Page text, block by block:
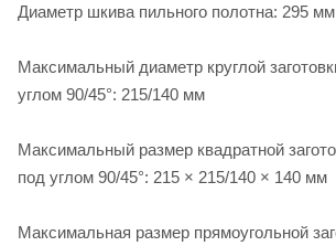
Диаметр шкива пильного полотна: 295 мм
Максимальный диаметр круглой
углом 90/45°: 215/140 мм
Максимальный размер квадратной
под углом 90/45°: 215 × 215/140 × 140 мм
Максимальная размер прямоугольной